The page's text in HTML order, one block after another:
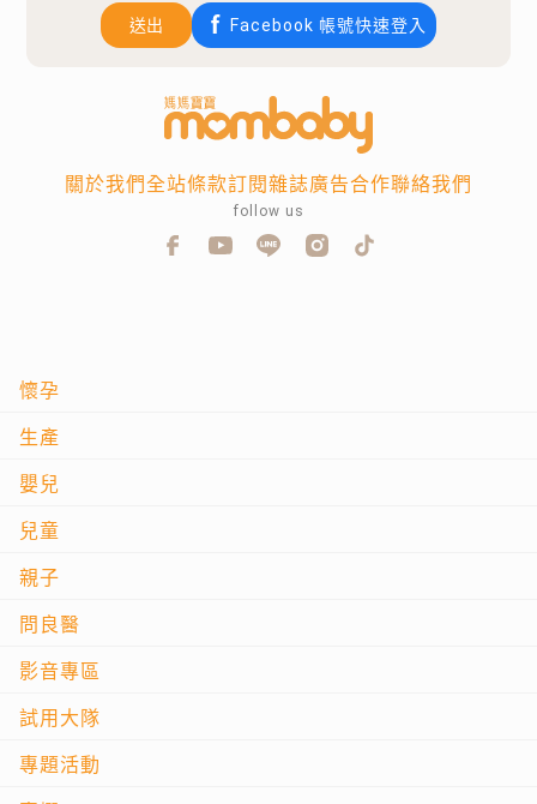
送出
Facebook 帳號快速登入
懷孕
生產
嬰兒
兒童
親子
問良醫
影音專區
試用大隊
專題活動
關於我們全站條款訂閱雜誌廣告合作聯絡我們
follow us